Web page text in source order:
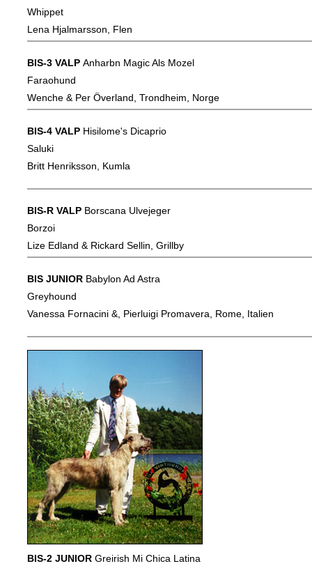
Whippet
Lena Hjalmarsson, Flen
BIS-3 VALP Anharbn Magic Als Mozel
Faraohund
Wenche & Per Överland, Trondheim, Norge
BIS-4 VALP Hisilome's Dicaprio
Saluki
Britt Henriksson, Kumla
BIS-R VALP Borscana Ulvejeger
Borzoi
Lize Edland & Rickard Sellin, Grillby
BIS JUNIOR Babylon Ad Astra
Greyhound
Vanessa Fornacini &, Pierluigi Promavera, Rome, Italien
BIS-2 JUNIOR Greirish Mi Chica Latina